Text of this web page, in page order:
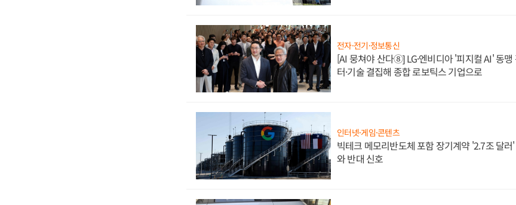
전자·전기·정보통신
[AI 뭉쳐야 산다⑧] LG·엔비디아 '피지컬 AI' 동맹
터·기술 결집해 종합 로보틱스 기업으로
인터넷·게임·콘텐츠
빅테크 메모리반도체 포함 장기계약 '2.7조 달
와 반대 신호